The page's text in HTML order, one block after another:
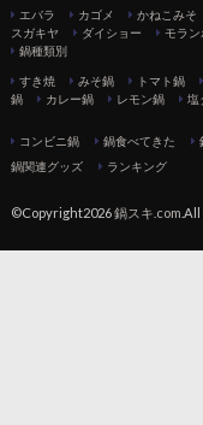
エバラ カゴメ かねこみそ
スガキヤ
ダイショー モラン
鍋種類別
すき焼 みそ鍋 トマト鍋
鍋
カレー鍋 レモン鍋 塩
コンビニ鍋 鍋食べてきた
鍋関連グッズ
ランキング
©Copyright2026鍋スキ.com